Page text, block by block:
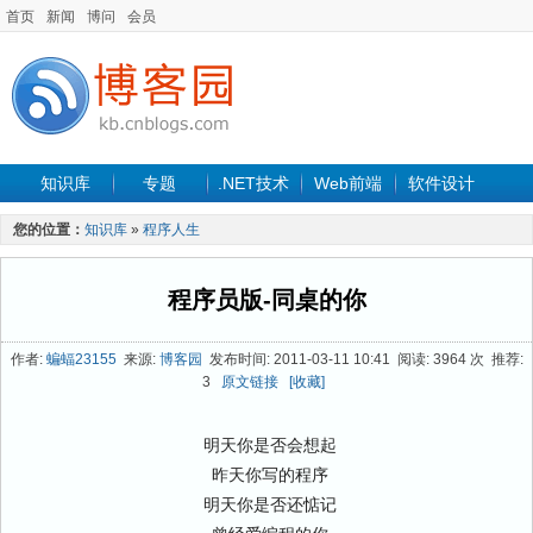
首页 新闻 博问 会员
知识库 专题 .NET技术 Web前端 软件设计
手机开发 软件工程
最新文章
您的位置： 知识库 » 程序人生
程序员版-同桌的你
作者: 蝙蝠23155来源: 博客园 发布时间: 2011-03-11 10:41 阅读: 3964 次 推荐:
3
原文链接 [收藏]
明天你是否会想起
昨天你写的程序
明天你是否还惦记